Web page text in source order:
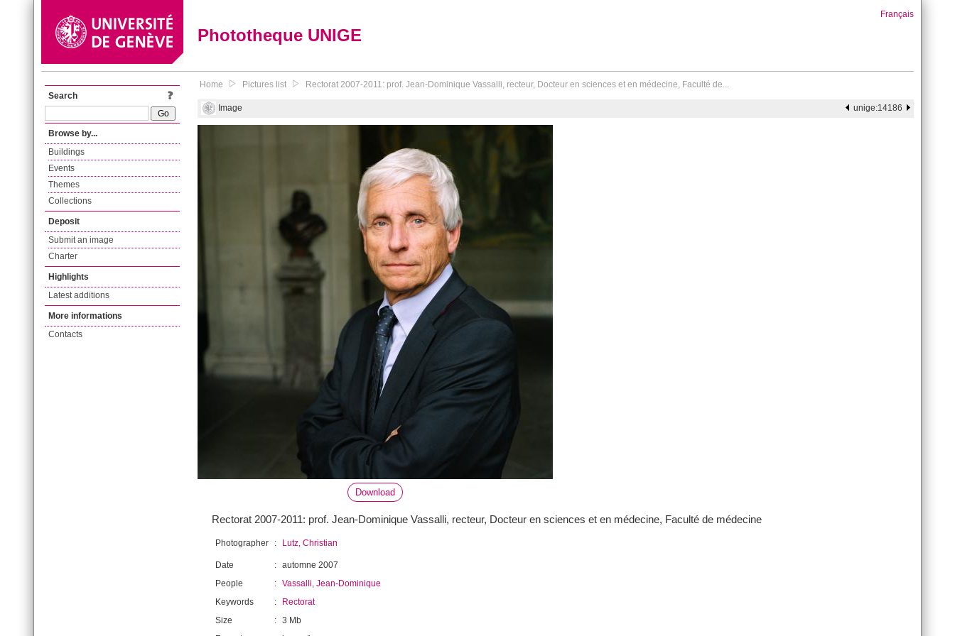
Phototheque UNIGE
Français
Search
Browse by...
Buildings
Events
Themes
Collections
Deposit
Submit an image
Charter
Highlights
Latest additions
More informations
Contacts
Home Pictures list Rectorat 2007-2011: prof. Jean-Dominique Vassalli, recteur, Docteur en sciences et en médecine, Faculté de...
Image unige:14186
Download
Rectorat 2007-2011: prof. Jean-Dominique Vassalli, recteur, Docteur en sciences et en médecine, Faculté de médecine
Photographer : Lutz, Christian
Date : automne 2007
People
: Vassalli, Jean-Dominique
Keywords
:
Rectorat
Size
: 3 Mb